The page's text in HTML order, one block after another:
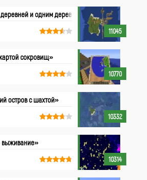
11045
и одним деревом»
10770
сокровищ»
10332
остров с шахтой»
10314